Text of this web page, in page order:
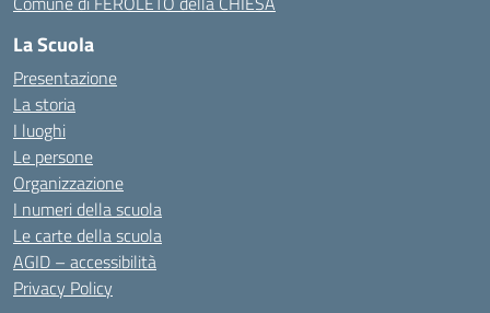
La Scuola
Presentazione
La storia
I luoghi
Le persone
Organizzazione
I numeri della scuola
Le carte della scuola
AGID – accessibilità
Privacy Policy